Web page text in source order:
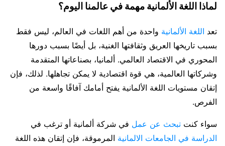
لماذا اللغة الألمانية مهمة في عالمنا اليوم؟
تعد اللغة الألمانية واحدة من أهم اللغات في العالم، ليس فقط
بسبب تاريخها العريق وثقافتها الغنية، بل أيضًا بسبب دورها
المحوري في الاقتصاد العالمي. ألمانيا، بصناعاتها المتقدمة
وشركاتها العالمية، هي قوة اقتصادية لا يمكن تجاهلها. لذلك، فإن
إتقان مستويات اللغة الألمانية يفتح أمامك آفاقًا واسعة من
الفرص.
سواء كنت تبحث عن عمل في شركة ألمانية أو ترغب في
الدراسة في الجامعات الالمانية المرموقة، فإن إتقان هذه اللغة